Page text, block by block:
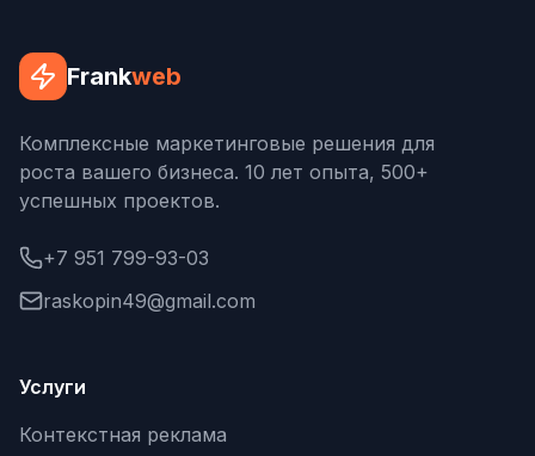
Frankweb
Комплексные маркетинговые решения для
роста вашего бизнеса. 10 лет опыта, 500+
успешных проектов.
+7 951 799-93-03
raskopin49@gmail.com
Услуги
Контекстная реклама